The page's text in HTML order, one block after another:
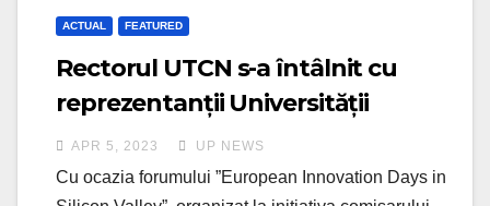
ACTUAL FEATURED
Rectorul UTCN s-a întâlnit cu
reprezentanții Universității
Berkeley
APR 5, 2023 UP NEWS
Cu ocazia forumului ”European Innovation Days in